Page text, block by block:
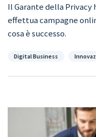
Il Garante della Privacy
effettua campagne
cosa è successo.
Categorie
Digital Business